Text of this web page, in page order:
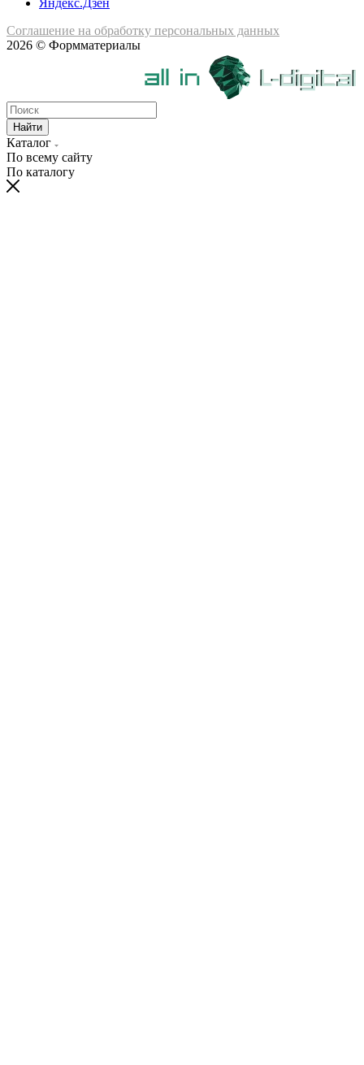
Соглашение на обработку персональных данных
2026 © Формматериалы
Найти
Каталог
По всему сайту
По каталогу